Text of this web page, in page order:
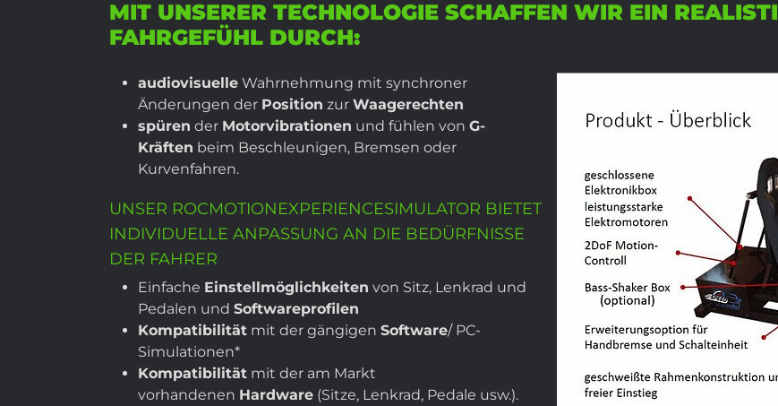
MIT UNSERER TECHNOLOGIE SCHAFFEN WIR EIN
FAHRGEFÜHL DURCH:
audiovisuelle Wahrnehmung mit synchroner
Änderungen der Position zur Waagerechten
spüren der Motorvibrationen und fühlen von G-
Kräften beim Beschleunigen, Bremsen oder
Kurvenfahren.
UNSER ROCMOTIONEXPERIENCESIMULATOR BIETET
INDIVIDUELLE ANPASSUNG AN DIE BEDÜRFNISSE
DER FAHRER
Einfache Einstellmöglichkeiten von Sitz, Lenkrad und
Pedalen und Softwareprofilen
Kompatibilität mit der gängigen Software/ PC-
Simulationen*
Kompatibilität mit der am Markt
vorhandenen Hardware (Sitze, Lenkrad, Pedale usw.).